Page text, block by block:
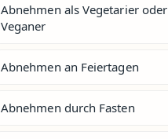
Abnehmen als Vegetarier oder
Veganer
Abnehmen an Feiertagen
Abnehmen durch Fasten